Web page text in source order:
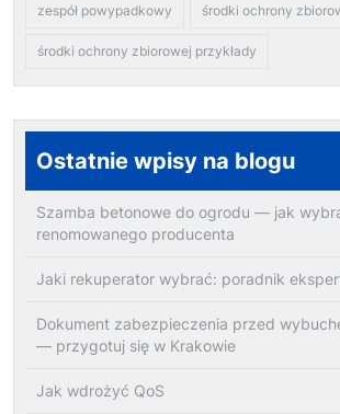
zespół powypadkowy środki ochrony
środki ochrony zbiorowej przykłady
Ostatnie wpisy na blogu
Szamba betonowe do ogrodu — jak
renomowanego producenta
Jaki rekuperator wybrać: poradnik
Dokument zabezpieczenia przed
— przygotuj się w Krakowie
Jak wdrożyć QoS